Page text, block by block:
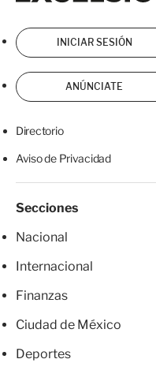
INICIAR SESIÓN
ANÚNCIATE
Directorio
Aviso de Privacidad
Secciones
Nacional
Internacional
Finanzas
Ciudad de México
Deportes